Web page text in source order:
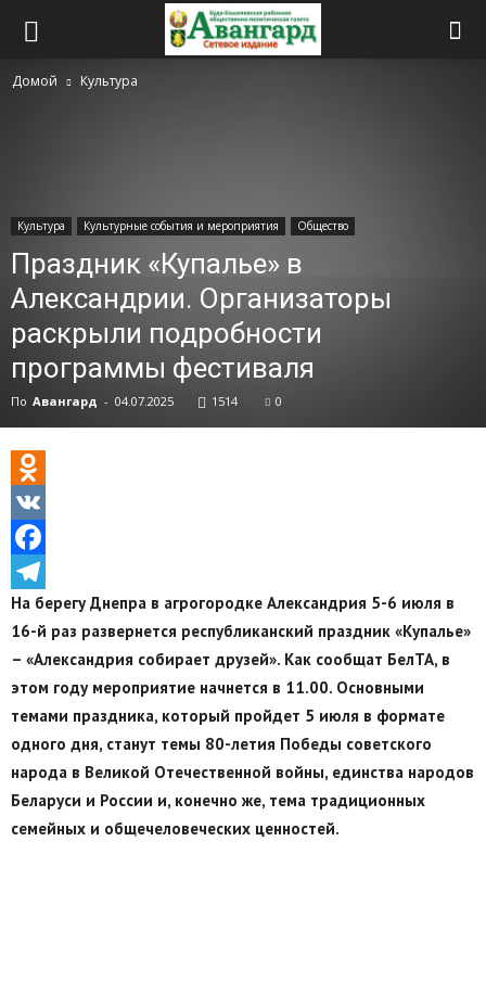
Домой Культура
Культура Культурные события и мероприятия Общество
Праздник «Купалье» в
Александрии. Организаторы
раскрыли подробности
программы фестиваля
По Авангард - 04.07.2025 1514 0
Odnoklassniki
VK
Facebook
Telegram
На берегу Днепра в агрогородке Александрия 5-6 июля в
16-й раз развернется республиканский праздник «Купалье»
– «Александрия собирает друзей». Как сообщат БелТА, в
этом году мероприятие начнется в 11.00. Основными
темами праздника, который пройдет 5 июля в формате
одного дня, станут темы 80-летия Победы советского
народа в Великой Отечественной войны, единства народов
Беларуси и России и, конечно же, тема традиционных
семейных и общечеловеческих ценностей.